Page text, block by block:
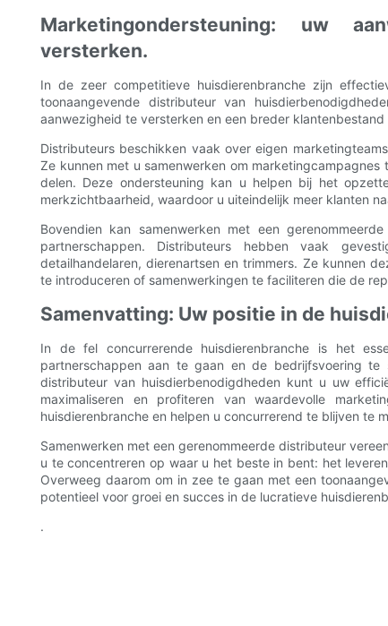
Marketingondersteuning: uw
versterken.
In de zeer competitieve huisdierenbranche zijn
toonaangevende distributeur van
aanwezigheid te versterken en een breder klantenbestand
Distributeurs beschikken vaak over eigen
Ze kunnen met u samenwerken om
delen. Deze ondersteuning kan u helpen bij het
merkzichtbaarheid, waardoor u uiteindelijk meer klanten
Bovendien kan samenwerken met een
partnerschappen. Distributeurs hebben vaak
detailhandelaren, dierenartsen en trimmers. Ze kunnen
te introduceren of samenwerkingen te faciliteren die de
Samenvatting: Uw positie in de
In de fel concurrerende huisdierenbranche is het
partnerschappen aan te gaan en de bedrijfsvoering te
distributeur van huisdierbenodigdheden kunt u uw
maximaliseren en profiteren van waardevolle
huisdierenbranche en helpen u concurrerend te blijven te
Samenwerken met een gerenommeerde distributeur
u te concentreren op waar u het beste in bent: het
Overweeg daarom om in zee te gaan met een
potentieel voor groei en succes in de lucratieve
.